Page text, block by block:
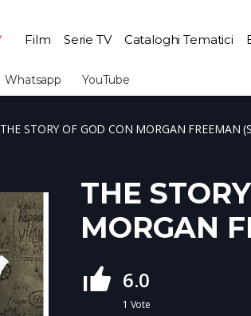
Film Serie TV Cataloghi Tematici
Whatsapp YouTube
THE STORY OF GOD CON MORGAN FREEMAN
THE
MORGAN
6.0
1 Vote